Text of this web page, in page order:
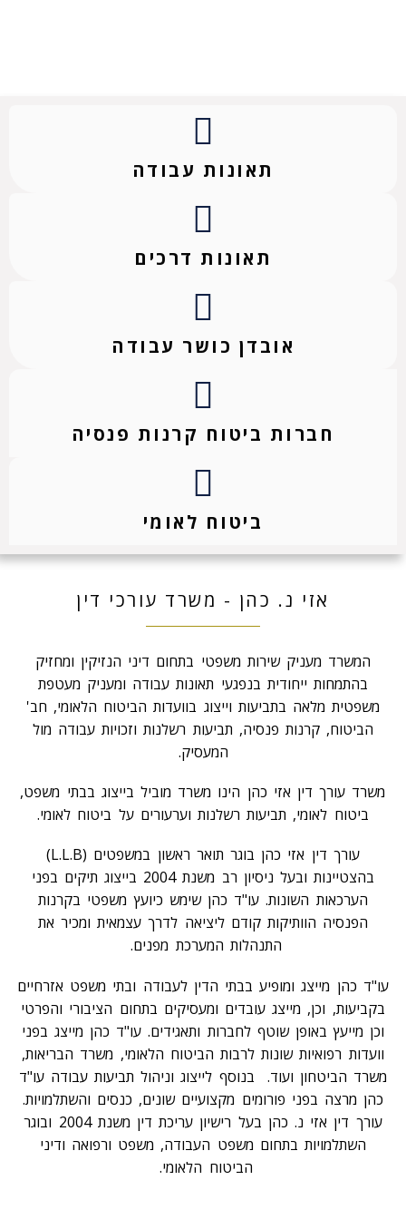
תאונות עבודה
תאונות דרכים
אובדן כושר עבודה
חברות ביטוח קרנות פנסיה
ביטוח לאומי
אזי נ. כהן - משרד עורכי דין
המשרד מעניק שירות משפטי בתחום דיני הנזיקין ומחזיק
בהתמחות ייחודית בנפגעי תאונות עבודה ומעניק מעטפת
משפטית מלאה בתביעות וייצוג בוועדות הביטוח הלאומי, חב'
הביטוח, קרנות פנסיה, תביעות רשלנות וזכויות עבודה מול
המעסיק.
משרד עורך דין אזי כהן הינו משרד מוביל בייצוג בבתי משפט,
ביטוח לאומי, תביעות רשלנות וערעורים על ביטוח לאומי.
עורך דין אזי כהן בוגר תואר ראשון במשפטים (L.L.B)
בהצטיינות ובעל ניסיון רב משנת 2004 בייצוג תיקים בפני
הערכאות השונות. עו"ד כהן שימש כיועץ משפטי בקרנות
הפנסיה הוותיקות קודם ליציאה לדרך עצמאית ומכיר את
התנהלות המערכת מפנים.
עו"ד כהן מייצג ומופיע בבתי הדין לעבודה ובתי משפט אזרחיים
בקביעות, וכן, מייצג עובדים ומעסיקים בתחום הציבורי והפרטי
וכן מייעץ באופן שוטף לחברות ותאגידים.עו"ד כהן מייצג בפני
וועדות רפואיות שונות לרבות הביטוח הלאומי, משרד הבריאות,
משרד הביטחון ועוד. בנוסף לייצוג וניהול תביעות עבודה עו"ד
כהן מרצה בפני פורומים מקצועיים שונים, כנסים והשתלמויות.
עורך דין אזי נ. כהן בעל רישיון עריכת דין משנת 2004 ובוגר
השתלמויות בתחום משפט העבודה, משפט ורפואה ודיני
הביטוח הלאומי.